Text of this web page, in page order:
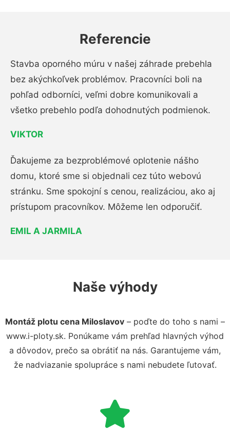
Referencie
Stavba oporného múru v našej záhrade prebehla
bez akýchkoľvek problémov. Pracovníci boli na
pohľad odborníci, veľmi dobre komunikovali a
všetko prebehlo podľa dohodnutých podmienok.
VIKTOR
Ďakujeme za bezproblémové oplotenie nášho
domu, ktoré sme si objednali cez túto webovú
stránku. Sme spokojní s cenou, realizáciou, ako aj
prístupom pracovníkov. Môžeme len odporučiť.
EMIL A JARMILA
Naše výhody
Montáž plotu cena Miloslavov – poďte do toho s nami –
www.i-ploty.sk. Ponúkame vám prehľad hlavných výhod
a dôvodov, prečo sa obrátiť na nás. Garantujeme vám,
že nadviazanie spolupráce s nami nebudete ľutovať.